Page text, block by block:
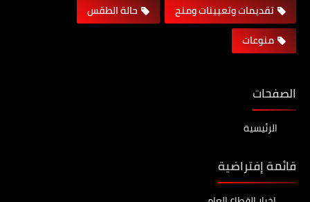
تقديمات وتعيينات ومنح
حالة الطقس
منوعات
الصفحات
الرئيسية
قائمة إفتراضية